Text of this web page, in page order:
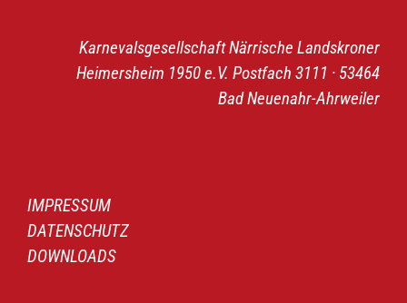
Karnevalsgesellschaft Närrische Landskroner
Heimersheim 1950 e.V. Postfach 3111 · 53464
Bad Neuenahr-Ahrweiler
IMPRESSUM
DATENSCHUTZ
DOWNLOADS